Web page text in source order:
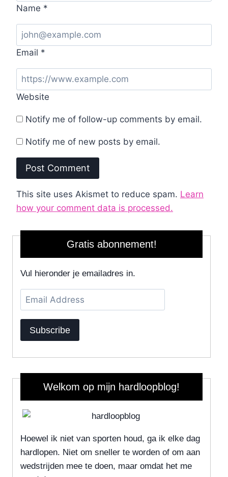
Name *
Email *
Website
Notify me of follow-up comments by email.
Notify me of new posts by email.
This site uses Akismet to reduce spam. Learn
how your comment data is processed.
Gratis abonnement!
Vul hieronder je emailadres in.
Email
Address
Subscribe
Welkom op mijn hardloopblog!
Hoewel ik niet van sporten houd, ga ik elke dag
hardlopen. Niet om sneller te worden of om aan
wedstrijden mee te doen, maar omdat het me